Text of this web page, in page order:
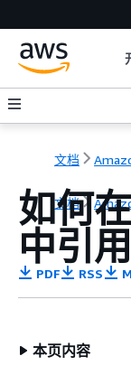
文档
文档
如何
中引
PDF RSS
本页内容